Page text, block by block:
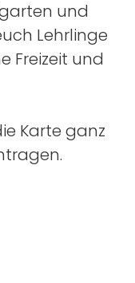
und
Lehrlinge
Freizeit und
Karte ganz